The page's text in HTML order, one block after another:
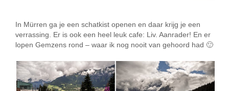
In Mürren ga je een schatkist openen en daar krijg je een
verrassing. Er is ook een heel leuk cafe: Liv. Aanrader! En er
lopen Gemzens rond – waar ik nog nooit van gehoord had 🙂